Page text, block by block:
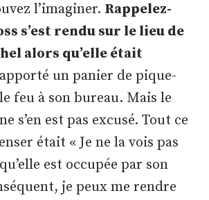
l’imaginer. Rappelez-
s’est rendu sur le lieu de
alors qu’elle était
un panier de pique-
feu à son bureau. Mais le
s’en est pas excusé. Tout ce
était « Je ne la vois pas
est occupée par son
je peux me rendre